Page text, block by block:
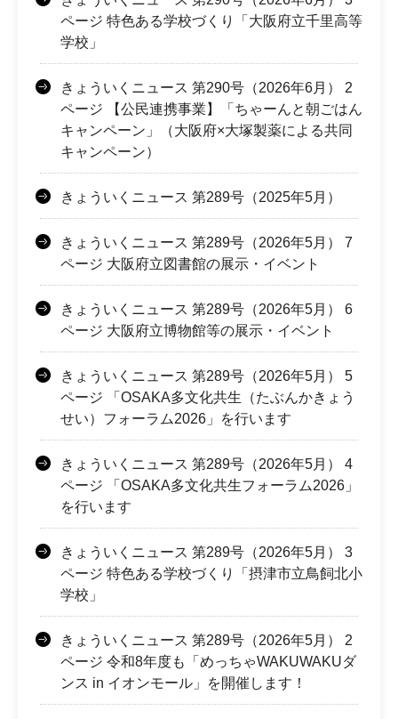
ページ 特色ある学校づくり「大阪府立千里高等
学校」
きょういくニュース 第290号（2026年6月） 2
ページ 【公民連携事業】「ちゃーんと朝ごはん
キャンペーン」（大阪府×大塚製薬による共同
キャンペーン）
きょういくニュース 第289号（2025年5月）
きょういくニュース 第289号（2026年5月） 7
ページ 大阪府立図書館の展示・イベント
きょういくニュース 第289号（2026年5月） 6
ページ 大阪府立博物館等の展示・イベント
きょういくニュース 第289号（2026年5月） 5
ページ 「OSAKA多文化共生（たぶんかきょう
せい）フォーラム2026」を行います
きょういくニュース 第289号（2026年5月） 4
ページ 「OSAKA多文化共生フォーラム2026」
を行います
きょういくニュース 第289号（2026年5月） 3
ページ 特色ある学校づくり「摂津市立鳥飼北小
学校」
きょういくニュース 第289号（2026年5月） 2
ページ 令和8年度も「めっちゃWAKUWAKUダ
ンス in イオンモール」を開催します！